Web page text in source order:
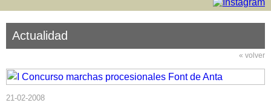
Actualidad
« volver
21-02-2008